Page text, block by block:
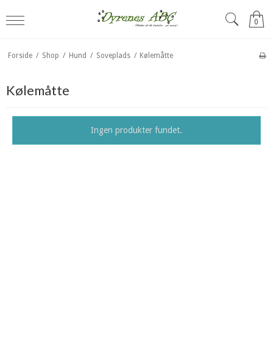
0
Forside / Shop / Hund / Soveplads / Kølemåtte
Kølemåtte
Ingen produkter fundet.